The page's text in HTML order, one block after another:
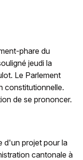
phare du
jeudi la
Le Parlement
constitutionnelle.
de se prononcer.
d'un projet pour la
cantonale à